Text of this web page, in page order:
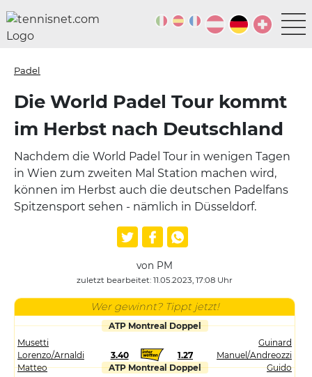
Padel
Die World Padel Tour kommt
im Herbst nach Deutschland
Nachdem die World Padel Tour in wenigen Tagen
in Wien zum zweiten Mal Station machen wird,
können im Herbst auch die deutschen Padelfans
Spitzensport sehen - nämlich in Düsseldorf.
von PM
zuletzt bearbeitet: 11.05.2023, 17:08 Uhr
Wer gewinnt? Tippt jetzt!
ATP Montreal Doppel
Musetti
Lorenzo/Arnaldi
Matteo
3.40 1.27
Guinard
Manuel/Andreozzi
Guido
ATP Montreal Doppel